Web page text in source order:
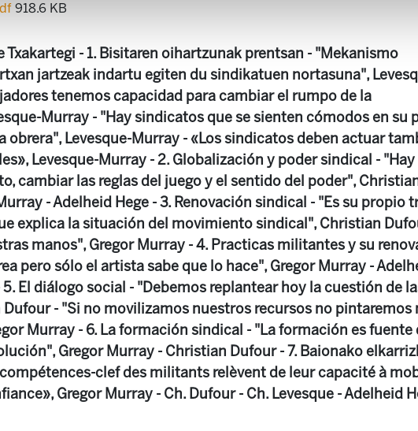
918.6 KB
Txakartegi - 1. Bisitaren oihartzunak prentsan - "Mekanismo
jartzeak indartu egiten du sindikatuen nortasuna",
tenemos capacidad para cambiar el rumpo de la
Murray - "Hay sindicatos que se sienten cómodos en su
obrera", Levesque-Murray - «Los sindicatos deben actuar
Levesque-Murray - 2. Globalización y poder sindical - "Hay
cambiar las reglas del juego y el sentido del poder",
- Adelheid Hege - 3. Renovación sindical - "Es su propio
explica la situación del movimiento sindical", Christian
manos", Gregor Murray - 4. Practicas militantes y su
pero sólo el artista sabe que lo hace", Gregor Murray -
El diálogo social - "Debemos replantear hoy la cuestión de
- "Si no movilizamos nuestros recursos no pintaremos
Murray - 6. La formación sindical - "La formación es fuente
Gregor Murray - Christian Dufour - 7. Baionako
clef des militants relèvent de leur capacité à
Gregor Murray - Ch. Dufour - Ch. Levesque - Adelheid